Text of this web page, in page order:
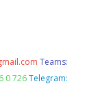
Teams:
0 726 Telegram: